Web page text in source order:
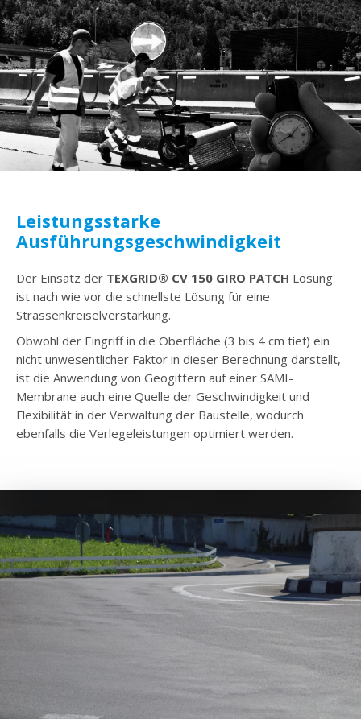
Leistungsstarke
Ausführungsgeschwindigkeit
Der Einsatz der TEXGRID® CV 150 GIRO PATCH Lösung
ist nach wie vor die schnellste Lösung für eine
Strassenkreiselverstärkung.
Obwohl der Eingriff in die Oberfläche (3 bis 4 cm tief) ein
nicht unwesentlicher Faktor in dieser Berechnung darstellt,
ist die Anwendung von Geogittern auf einer SAMI-
Membrane auch eine Quelle der Geschwindigkeit und
Flexibilität in der Verwaltung der Baustelle, wodurch
ebenfalls die Verlegeleistungen optimiert werden.